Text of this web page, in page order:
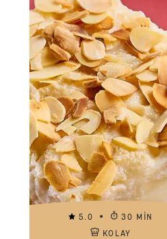
5.0
30 MIN
KOLAY